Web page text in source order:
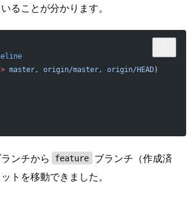
ることが分かります。
> master, origin/master, origin/HEAD)
ンチから feature
ブランチ（作成済
トを移動できました。